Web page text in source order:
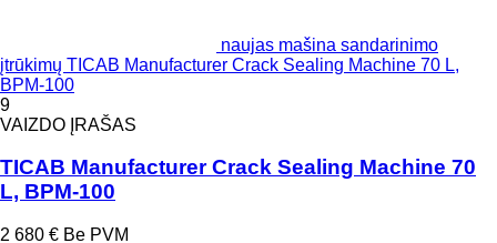
naujas mašina sandarinimo
įtrūkimų TICAB Manufacturer Crack Sealing Machine 70 L,
BPM-100
9
VAIZDO ĮRAŠAS
TICAB Manufacturer Crack Sealing Machine 70
L, BPM-100
2 680 € Be PVM